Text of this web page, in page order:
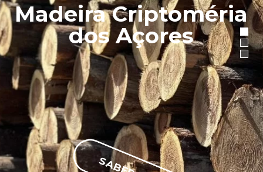
Madeira Criptoméria
dos Açores
SABER MAIS